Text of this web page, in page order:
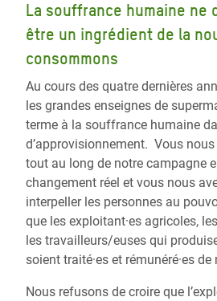
La souffrance humaine ne
être un ingrédient de la
consommons
Au cours des quatre dernières
les grandes enseignes de
terme à la souffrance humaine
d’approvisionnement. Vous nous
tout au long de notre campagne
changement réel et vous nous
interpeller les personnes au
que les exploitant·es agricoles,
les travailleurs/euses qui
soient traité·es et rémunéré·es
Nous refusons de croire que